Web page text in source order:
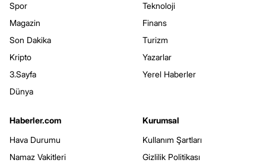
Spor
Magazin
Son Dakika
Kripto
3.Sayfa
Dünya
Teknoloji
Finans
Turizm
Yazarlar
Yerel Haberler
Haberler.com
Hava Durumu
Namaz Vakitleri
Kurumsal
Kullanım Şartları
Gizlilik Politikası